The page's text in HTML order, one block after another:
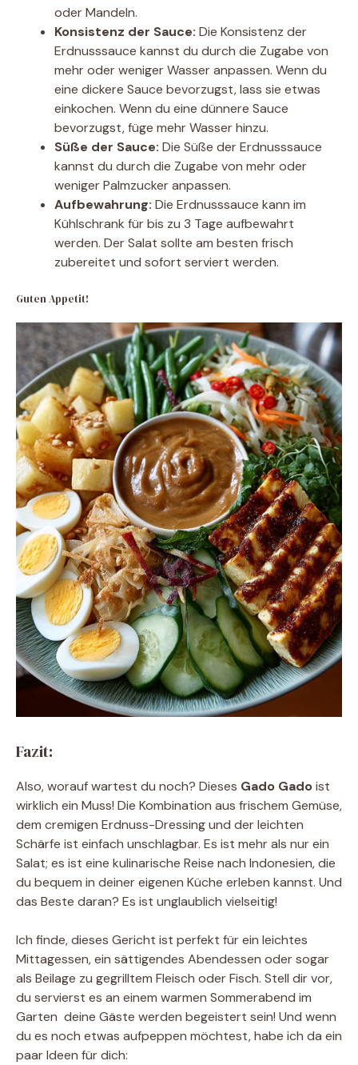
oder Mandeln.
Konsistenz der Sauce: Die Konsistenz der
Erdnusssauce kannst du durch die Zugabe von
mehr oder weniger Wasser anpassen. Wenn du
eine dickere Sauce bevorzugst, lass sie etwas
einkochen. Wenn du eine dünnere Sauce
bevorzugst, füge mehr Wasser hinzu.
Süße der Sauce: Die Süße der Erdnusssauce
kannst du durch die Zugabe von mehr oder
weniger Palmzucker anpassen.
Aufbewahrung: Die Erdnusssauce kann im
Kühlschrank für bis zu 3 Tage aufbewahrt
werden. Der Salat sollte am besten frisch
zubereitet und sofort serviert werden.
Guten Appetit!
Fazit:
Also, worauf wartest du noch? Dieses Gado Gadoist
wirklich ein Muss! Die Kombination aus frischem Gemüse,
dem cremigen Erdnuss-Dressing und der leichten
Schärfe ist einfach unschlagbar. Es ist mehr als nur ein
Salat; es ist eine kulinarische Reise nach Indonesien, die
du bequem in deiner eigenen Küche erleben kannst. Und
das Beste daran? Es ist unglaublich vielseitig!
Ich finde, dieses Gericht ist perfekt für ein leichtes
Mittagessen, ein sättigendes Abendessen oder sogar
als Beilage zu gegrilltem Fleisch oder Fisch. Stell dir vor,
du servierst es an einem warmen Sommerabend im
Garten  deine Gäste werden begeistert sein! Und wenn
du es noch etwas aufpeppen möchtest, habe ich da ein
paar Ideen für dich: